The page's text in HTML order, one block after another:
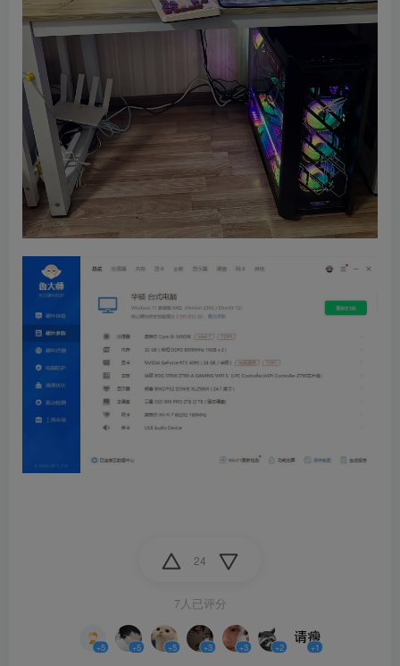
24
7人已评分
+5 +5 +5 +3 +3 +2 +1